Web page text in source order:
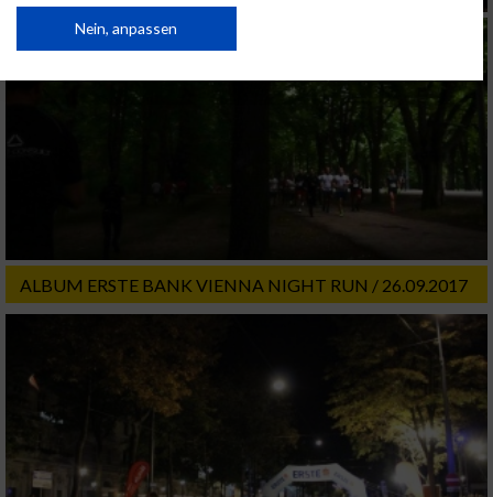
ALBUM ERSTE BANK VIENNA NIGHT RUN / 26.09.2017
von Inhalten.
Daten können außerhalb der Europäischen Union weitergegeben und in die
Verwendung reduzierter Daten zur Auswahl
von Werbeanzeigen
Werbung
Verwendung von Profilen zur Auswahl
Nein, anpassen